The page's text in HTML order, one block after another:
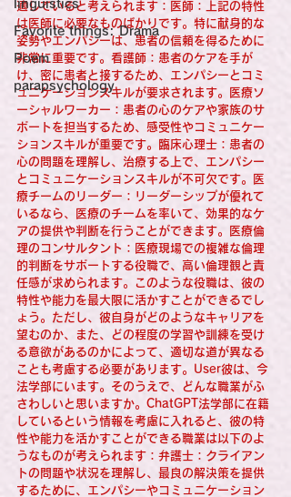
linguistics
Favorite things: Drama
Poem
parapsychology
適していると考えられます：医師：上記の特性
は医師に必要なものばかりです。特に献身的な
姿勢やエンパシーは、患者の信頼を得るために
非常に重要です。看護師：患者のケアを手が
け、密に患者と接するため、エンパシーとコミ
ュニケーションスキルが要求されます。医療ソ
ーシャルワーカー：患者の心のケアや家族のサ
ポートを担当するため、感受性やコミュニケー
ションスキルが重要です。臨床心理士：患者の
心の問題を理解し、治療する上で、エンパシー
とコミュニケーションスキルが不可欠です。医
療チームのリーダー：リーダーシップが優れて
いるなら、医療のチームを率いて、効果的なケ
アの提供や判断を行うことができます。医療倫
理のコンサルタント：医療現場での複雑な倫理
的判断をサポートする役職で、高い倫理観と責
任感が求められます。このような役職は、彼の
特性や能力を最大限に活かすことができるでし
ょう。ただし、彼自身がどのようなキャリアを
望むのか、また、どの程度の学習や訓練を受け
る意欲があるのかによって、適切な道が異なる
ことも考慮する必要があります。User彼は、今
法学部にいます。そのうえで、どんな職業がふ
さわしいと思いますか。ChatGPT法学部に在籍
しているという情報を考慮に入れると、彼の特
性や能力を活かすことができる職業は以下のよ
うなものが考えられます：弁護士：クライアン
トの問題や状況を理解し、最良の解決策を提供
するために、エンパシーやコミュニケーション